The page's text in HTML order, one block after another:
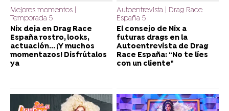
Mejores momentos |
Temporada 5
Nix deja en Drag Race
España rostro, looks,
actuación... ¡Y muchos
momentazos! Disfrútalos
ya
Autoentrevista | Drag Race
España 5
El consejo de Nix a
futuras drags en la
Autoentrevista de Drag
Race España: “No te líes
con un cliente"